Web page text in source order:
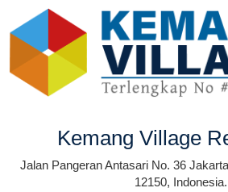
Kemang Village
Jalan Pangeran Antasari No. 36
12150, Indonesia.